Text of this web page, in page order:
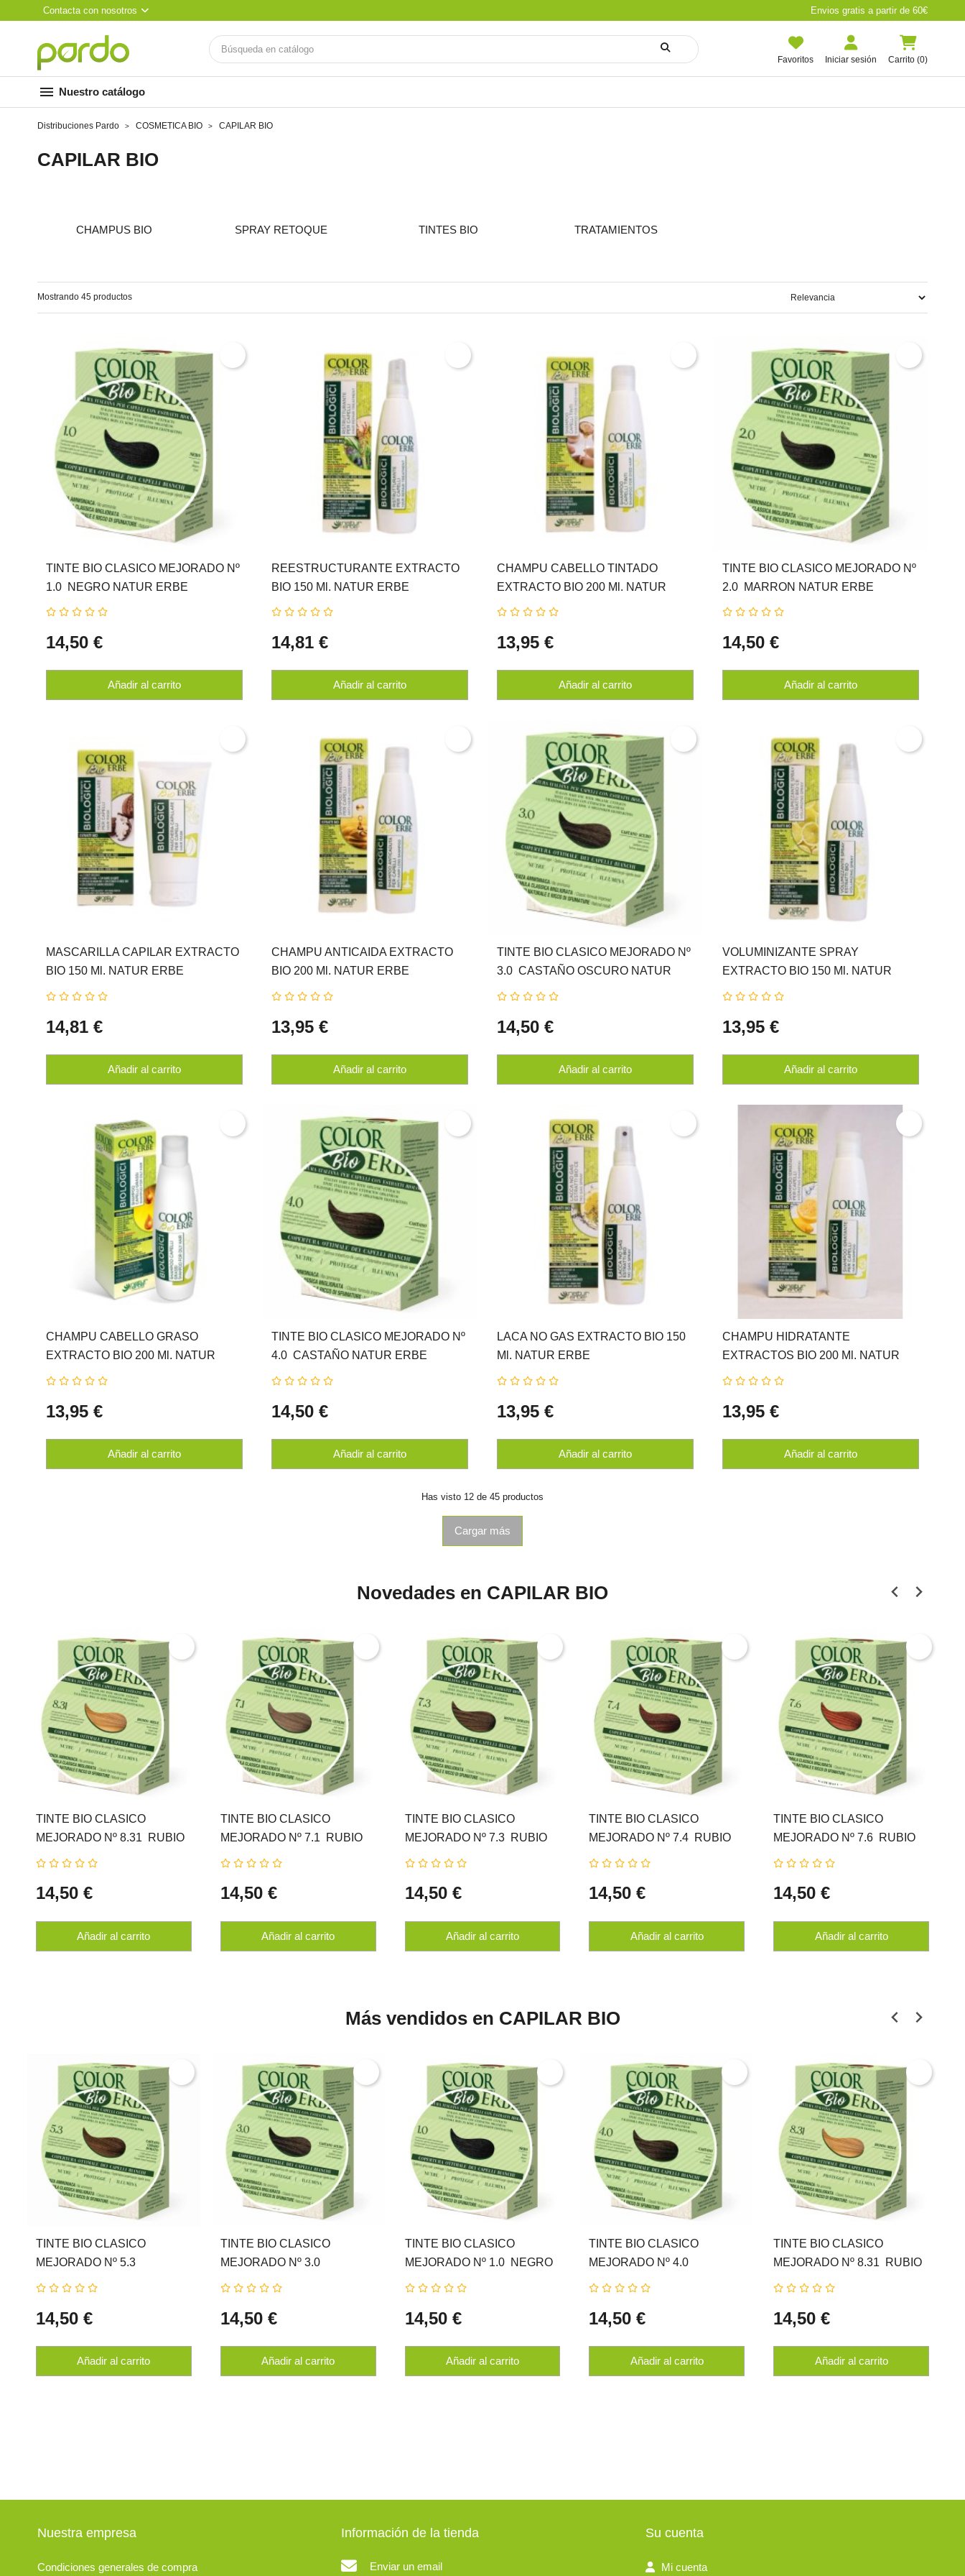
Contacta con nosotros Envios gratis a partir de 60€
Favoritos Iniciar sesión Carrito (0)
menu Nuestro catálogo
Distribuciones Pardo COSMETICA BIO CAPILAR BIO
CAPILAR BIO
CHAMPUS BIO SPRAY RETOQUE TINTES BIO TRATAMIENTOS
Mostrando 45 productos
TINTE BIO CLASICO MEJORADO Nº
1.0  NEGRO NATUR ERBE
14,50 €
Añadir al carrito
REESTRUCTURANTE EXTRACTO
BIO 150 Ml. NATUR ERBE
14,81 €
Añadir al carrito
CHAMPU CABELLO TINTADO
EXTRACTO BIO 200 Ml. NATUR
ERBE
13,95 €
Añadir al carrito
TINTE BIO CLASICO MEJORADO Nº
2.0  MARRON NATUR ERBE
14,50 €
Añadir al carrito
MASCARILLA CAPILAR EXTRACTO
BIO 150 Ml. NATUR ERBE
14,81 €
Añadir al carrito
CHAMPU ANTICAIDA EXTRACTO
BIO 200 Ml. NATUR ERBE
13,95 €
Añadir al carrito
TINTE BIO CLASICO MEJORADO Nº
3.0  CASTAÑO OSCURO NATUR
ERBE
14,50 €
Añadir al carrito
VOLUMINIZANTE SPRAY
EXTRACTO BIO 150 Ml. NATUR
ERBE
13,95 €
Añadir al carrito
CHAMPU CABELLO GRASO
EXTRACTO BIO 200 Ml. NATUR
ERBE
13,95 €
Añadir al carrito
TINTE BIO CLASICO MEJORADO Nº
4.0  CASTAÑO NATUR ERBE
14,50 €
Añadir al carrito
LACA NO GAS EXTRACTO BIO 150
Ml. NATUR ERBE
13,95 €
Añadir al carrito
CHAMPU HIDRATANTE
EXTRACTOS BIO 200 Ml. NATUR
ERBE
13,95 €
Añadir al carrito
Has visto 12 de 45 productos
Cargar más
Novedades en CAPILAR BIO
TINTE BIO CLASICO
MEJORADO Nº 8.31  RUBIO
MIEL NATUR ERBE
14,50 €
Añadir al carrito
TINTE BIO CLASICO
MEJORADO Nº 7.1  RUBIO
CENIZA NATUR ERBE
14,50 €
Añadir al carrito
TINTE BIO CLASICO
MEJORADO Nº 7.3  RUBIO
DORADO NATUR ERBE
14,50 €
Añadir al carrito
TINTE BIO CLASICO
MEJORADO Nº 7.4  RUBIO
COBRE NATUR ERBE
14,50 €
Añadir al carrito
TINTE BIO CLASICO
MEJORADO Nº 7.6  RUBIO
ROJO NATUR ERBE
14,50 €
Añadir al carrito
Más vendidos en CAPILAR BIO
TINTE BIO CLASICO
MEJORADO Nº 5.3 
CASTAÑO CLARO DORADO
14,50 €
Añadir al carrito
TINTE BIO CLASICO
MEJORADO Nº 3.0 
CASTAÑO OSCURO NATUR
14,50 €
Añadir al carrito
TINTE BIO CLASICO
MEJORADO Nº 1.0  NEGRO
NATUR ERBE
14,50 €
Añadir al carrito
TINTE BIO CLASICO
MEJORADO Nº 4.0 
CASTAÑO NATUR ERBE
14,50 €
Añadir al carrito
TINTE BIO CLASICO
MEJORADO Nº 8.31  RUBIO
MIEL NATUR ERBE
14,50 €
Añadir al carrito
Nuestra empresa
Condiciones generales de compra
Información de la tienda
Enviar un email
Su cuenta
Mi cuenta